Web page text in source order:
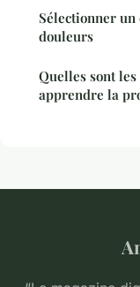
Sélectionner un
douleurs
Quelles sont
apprendre la